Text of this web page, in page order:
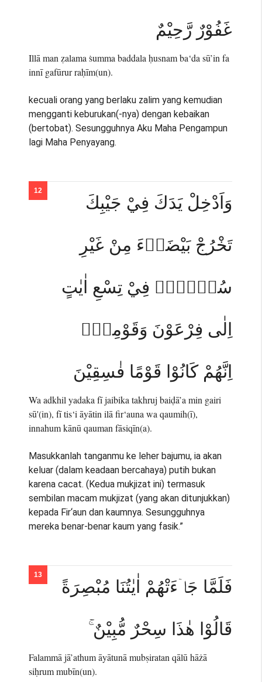
غَفُوْرٌ رَّحِيْمٌ
Illā man ẓalama ṡumma baddala ḥusnam ba‘da sū’in fa
innī gafūrur raḥīm(un).
kecuali orang yang berlaku zalim yang kemudian
mengganti keburukan(-nya) dengan kebaikan
(bertobat). Sesungguhnya Aku Maha Pengampun
lagi Maha Penyayang.
وَاَدْخِلْ يَدَكَ فِيْ جَيْبِكَ
تَخْرُجْ بَيْضَاۤءَ مِنْ غَيْرِ
سُوْۤءٍۙ فِيْ تِسْعِ اٰيٰتٍ
اِلٰى فِرْعَوْنَ وَقَوْمِهٖۚ
اِنَّهُمْ كَانُوْا قَوْمًا فٰسِقِيْنَ
Wa adkhil yadaka fī jaibika takhruj baiḍā’a min gairi
sū'(in), fī tis‘i āyātin ilā fir‘auna wa qaumih(ī),
innahum kānū qauman fāsiqīn(a).
Masukkanlah tanganmu ke leher bajumu, ia akan
keluar (dalam keadaan bercahaya) putih bukan
karena cacat. (Kedua mukjizat ini) termasuk
sembilan macam mukjizat (yang akan ditunjukkan)
kepada Fir‘aun dan kaumnya. Sesungguhnya
mereka benar-benar kaum yang fasik.”
فَلَمَّا جَاۤءَتْهُمْ اٰيٰتُنَا مُبْصِرَةً
قَالُوْا هٰذَا سِحْرٌ مُّبِيْنٌ ۚ
Falammā jā’athum āyātunā mubṣiratan qālū hāżā
siḥrum mubīn(un).